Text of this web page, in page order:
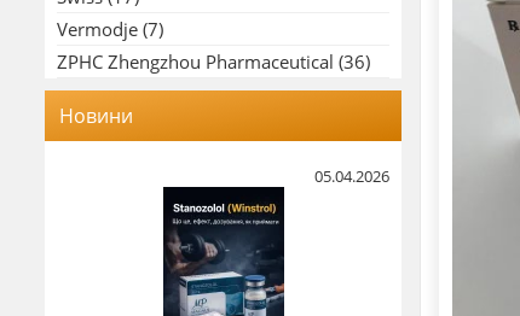
Vermodje (7)
ZPHC Zhengzhou Pharmaceutical (36)
Новини
05.04.2026